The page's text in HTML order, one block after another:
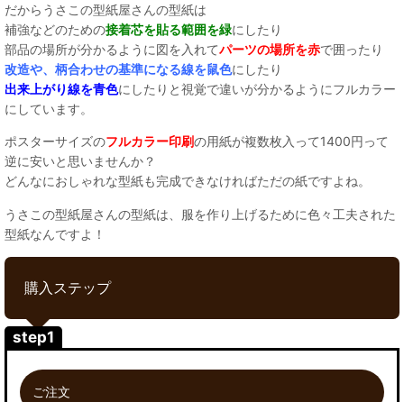
だからうさこの型紙屋さんの型紙は
補強などのための接着芯を貼る範囲を緑にしたり
部品の場所が分かるように図を入れてパーツの場所を赤で囲ったり
改造や、柄合わせの基準になる線を鼠色にしたり
出来上がり線を青色にしたりと視覚で違いが分かるようにフルカラー
にしています。
ポスターサイズのフルカラー印刷の用紙が複数枚入って1400円って
逆に安いと思いませんか？
どんなにおしゃれな型紙も完成できなければただの紙ですよね。
うさこの型紙屋さんの型紙は、服を作り上げるために色々工夫された
型紙なんですよ！
購入ステップ
step1
ご注文